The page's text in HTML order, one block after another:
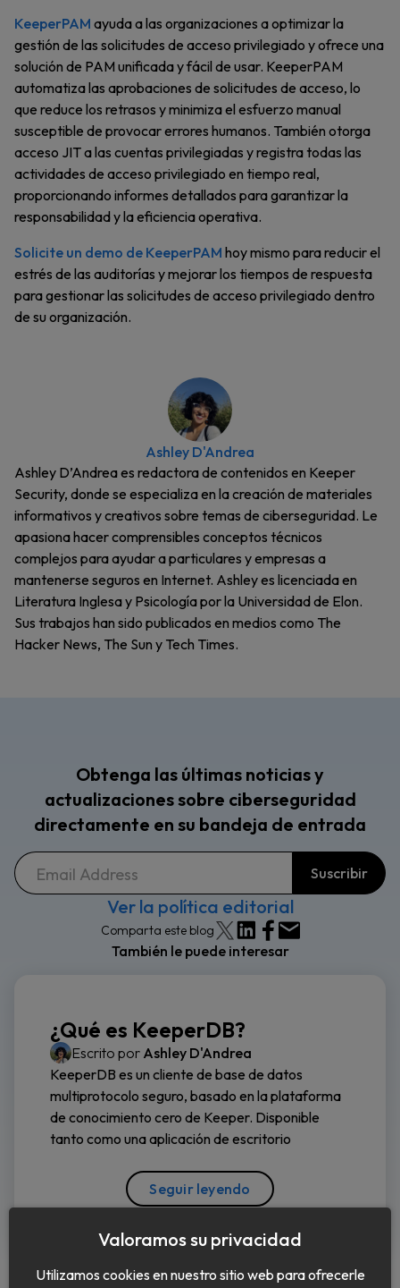
KeeperPAM ayuda a las organizaciones a optimizar la
gestión de las solicitudes de acceso privilegiado y ofrece una
solución de PAM unificada y fácil de usar. KeeperPAM
automatiza las aprobaciones de solicitudes de acceso, lo
que reduce los retrasos y minimiza el esfuerzo manual
susceptible de provocar errores humanos. También otorga
acceso JIT a las cuentas privilegiadas y registra todas las
actividades de acceso privilegiado en tiempo real,
proporcionando informes detallados para garantizar la
responsabilidad y la eficiencia operativa.
Solicite un demo de KeeperPAM hoy mismo para reducir el
estrés de las auditorías y mejorar los tiempos de respuesta
para gestionar las solicitudes de acceso privilegiado dentro
de su organización.
Ashley D'Andrea
Ashley D’Andrea es redactora de contenidos en Keeper
Security, donde se especializa en la creación de materiales
informativos y creativos sobre temas de ciberseguridad. Le
apasiona hacer comprensibles conceptos técnicos
complejos para ayudar a particulares y empresas a
mantenerse seguros en Internet. Ashley es licenciada en
Literatura Inglesa y Psicología por la Universidad de Elon.
Sus trabajos han sido publicados en medios como The
Hacker News, The Sun y Tech Times.
Obtenga las últimas noticias y
actualizaciones sobre ciberseguridad
directamente en su bandeja de entrada
Ver la política editorial
Comparta este blog
También le puede interesar
¿Qué es KeeperDB?
Escrito por Ashley D'Andrea
KeeperDB es un cliente de base de datos
multiprotocolo seguro, basado en la plataforma
de conocimiento cero de Keeper. Disponible
tanto como una aplicación de escritorio
Seguir leyendo
Valoramos su privacidad
Utilizamos cookies en nuestro sitio web para ofrecerle